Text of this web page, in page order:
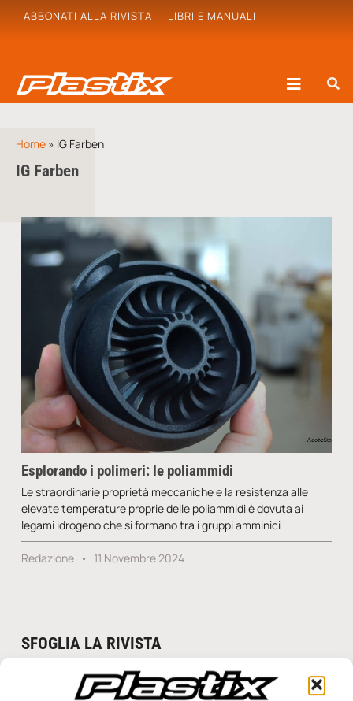
ABBONATI ALLA RIVISTA LIBRI E MANUALI
Home » IG Farben
IG Farben
Esplorando i polimeri: le poliammidi
Le straordinarie proprietà meccaniche e la resistenza alle
elevate temperature proprie delle poliammidi è dovuta ai
legami idrogeno che si formano tra i gruppi amminici
Redazione 11 Novembre 2024
SFOGLIA LA RIVISTA